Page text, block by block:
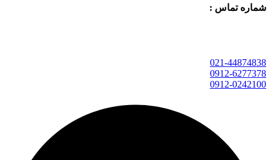
شماره تماس :
021-44874838
0912-6277378
0912-0242100